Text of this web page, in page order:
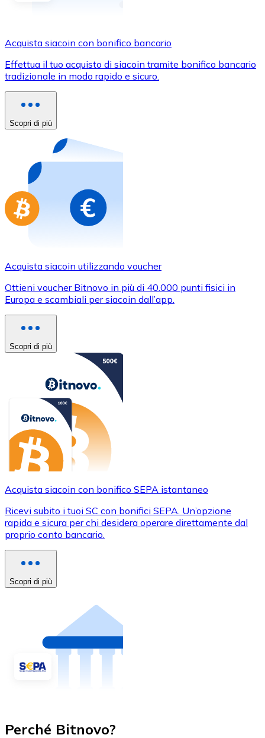
Usa le carte Visa e Mastercard per acquistare
Acquista con carta
Acquista gift card dei tuoi marchi preferiti con
Vai al negozio di carte regalo
Acquista siacoin con bonifico bancario
Effettua il tuo acquisto di siacoin tramite bonifico bancario
tradizionale in modo rapido e sicuro.
Scopri di più
Acquista siacoin utilizzando voucher
Ottieni voucher Bitnovo in più di 40.000 punti fisici in
Europa e scambiali per siacoin dall’app.
Scopri di più
Acquista siacoin con bonifico SEPA istantaneo
Ricevi subito i tuoi SC con bonifici SEPA. Un’opzione
rapida e sicura per chi desidera operare direttamente dal
proprio conto bancario.
Scopri di più
Perché Bitnovo?